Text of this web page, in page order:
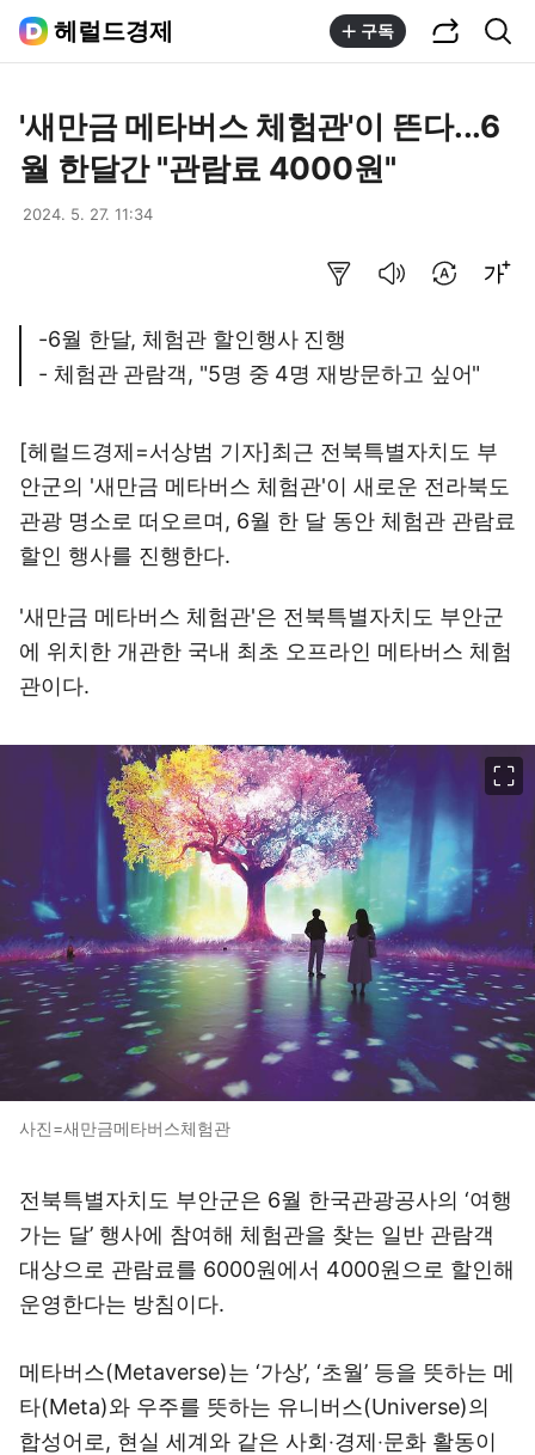
헤럴드경제 구독
'새만금 메타버스 체험관'이 뜬다...6
월 한달간 "관람료 4000원"
2024. 5. 27. 11:34
-6월 한달, 체험관 할인행사 진행
- 체험관 관람객, "5명 중 4명 재방문하고 싶어"
[헤럴드경제=서상범 기자]최근 전북특별자치도 부
안군의 '새만금 메타버스 체험관'이 새로운 전라북도
관광 명소로 떠오르며, 6월 한 달 동안 체험관 관람료
할인 행사를 진행한다.
'새만금 메타버스 체험관'은 전북특별자치도 부안군
에 위치한 개관한 국내 최초 오프라인 메타버스 체험
관이다.
사진=새만금메타버스체험관
전북특별자치도 부안군은 6월 한국관광공사의 ‘여행
가는 달’ 행사에 참여해 체험관을 찾는 일반 관람객
대상으로 관람료를 6000원에서 4000원으로 할인해
운영한다는 방침이다.
메타버스(Metaverse)는 ‘가상’, ‘초월’ 등을 뜻하는 메
타(Meta)와 우주를 뜻하는 유니버스(Universe)의
합성어로, 현실 세계와 같은 사회‧경제‧문화 활동이